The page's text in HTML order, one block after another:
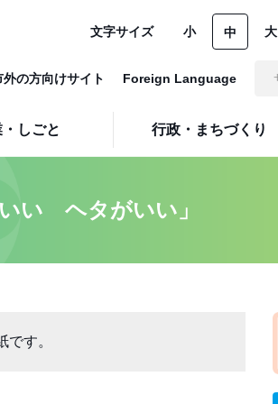
しごと 行政・まちづくり
文字サイズ 小 中 大
の方向けサイト Foreign Language
い ヘタがいい」
です。